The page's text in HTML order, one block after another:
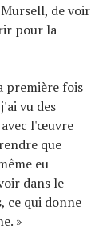
de voir
pour la
première fois
vu des
l'œuvre
que
eu
dans le
ce qui donne
»